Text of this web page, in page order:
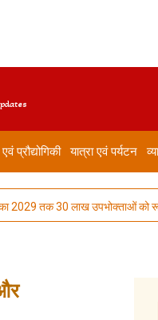
प्रौद्योगिकी यात्रा एवं पर्यटन
30 लाख उपभोक्ताओं को रूफटॉप